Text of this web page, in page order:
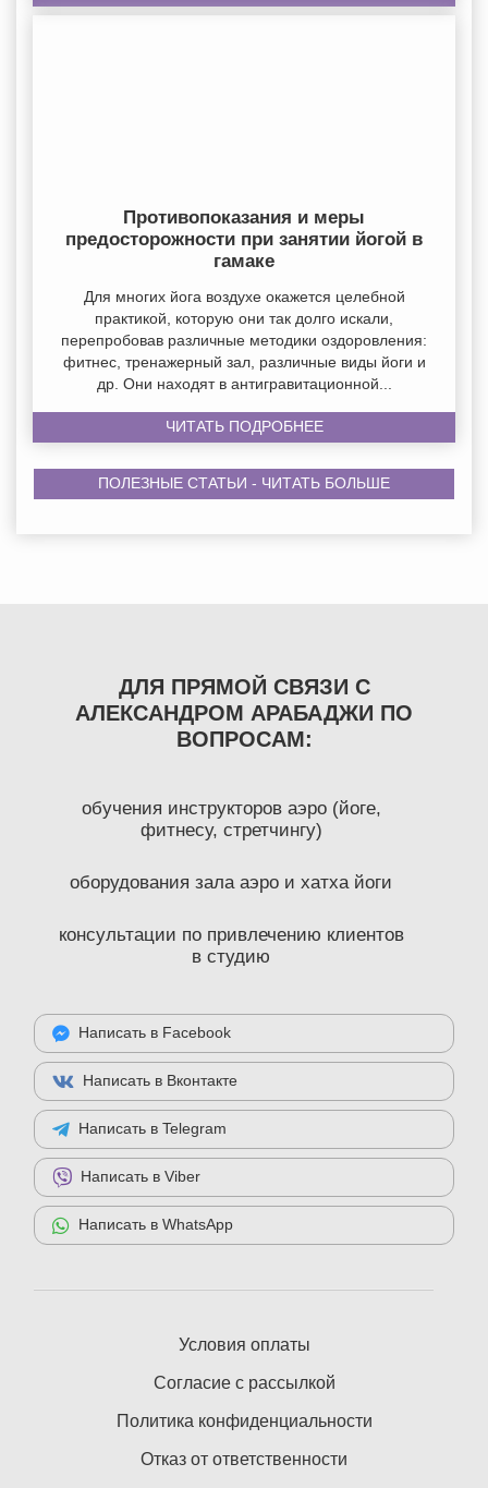
Противопоказания и меры
предосторожности при занятии йогой в
гамаке
Для многих йога воздухе окажется целебной
практикой, которую они так долго искали,
перепробовав различные методики оздоровления:
фитнес, тренажерный зал, различные виды йоги и
др. Они находят в антигравитационной...
ЧИТАТЬ ПОДРОБНЕЕ
ПОЛЕЗНЫЕ СТАТЬИ - ЧИТАТЬ БОЛЬШЕ
ДЛЯ ПРЯМОЙ СВЯЗИ С
АЛЕКСАНДРОМ АРАБАДЖИ ПО
ВОПРОСАМ:
обучения инструкторов аэро (йоге,
фитнесу, стретчингу)
оборудования зала аэро и хатха йоги
консультации по привлечению клиентов
в студию
Написать в Facebook
Написать в Вконтакте
Написать в Telegram
Написать в Viber
Написать в WhatsApp
Условия оплаты
Согласие с рассылкой
Политика конфиденциальности
Отказ от ответственности